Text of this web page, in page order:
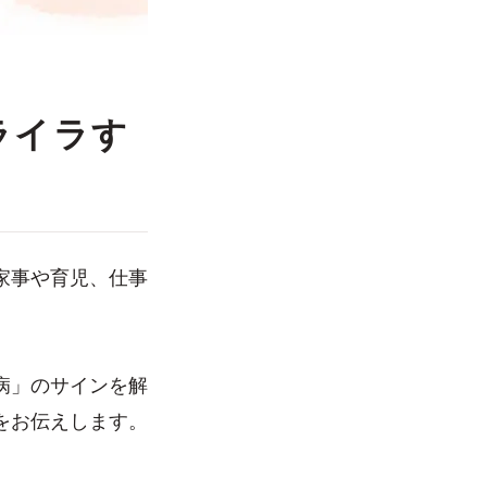
イラす
事や育児、仕事
」のサインを解
伝えします。